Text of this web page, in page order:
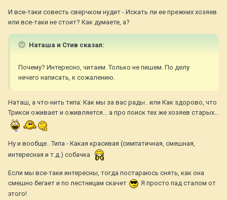
И все-таки совесть сверчком нудит - Искать ли ее прежних хозяев
или все-таки не стоит? Как думаете, а?
Наташа и Стив сказал:
Почему? Интересно, читаем. Только не пишем. По делу
нечего написать, к сожалению.
Наташ, а что-нить типа: Как мы за вас рады.. или Как здорово, что
Трикси оживает и оживляется... а про поиск тех же хозяев старых...
Ну и вообще.. Типа - Какая красивая (симпатичная, смешная,
интересная и т.д.) собачка
Если мы все-таки интересны, тогда постараюсь снять, как она
смешно бегает и по лестницам скачет
Я просто пад сталом от
этого!